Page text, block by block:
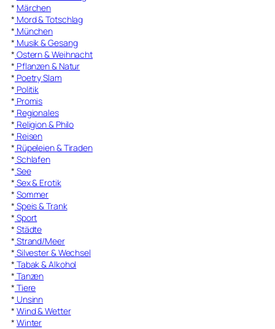
* Märchen
* Mord & Totschlag
* München
* Musik & Gesang
* Ostern & Weihnacht
* Pflanzen & Natur
* Poetry Slam
* Politik
* Promis
* Regionales
* Religion & Philo
* Reisen
* Rüpeleien & Tiraden
* Schlafen
* See
* Sex & Erotik
* Sommer
* Speis & Trank
* Sport
* Städte
* Strand/Meer
* Silvester & Wechsel
* Tabak & Alkohol
* Tanzen
* Tiere
* Unsinn
* Wind & Wetter
* Winter